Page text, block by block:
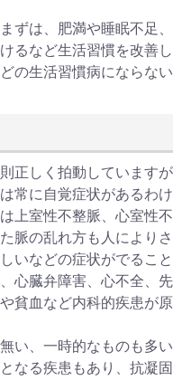
ずは、肥満や睡眠不足
るなど生活習慣を改善
の生活習慣病にならな
正しく拍動しています
常に自覚症状があるわ
上室性不整脈、心室性
脈の乱れ方も人により
いなどの症状がでるこ
心臓弁障害、心不全、
貧血など内科的疾患が
い、一時的なものも多
なる疾患もあり、抗凝